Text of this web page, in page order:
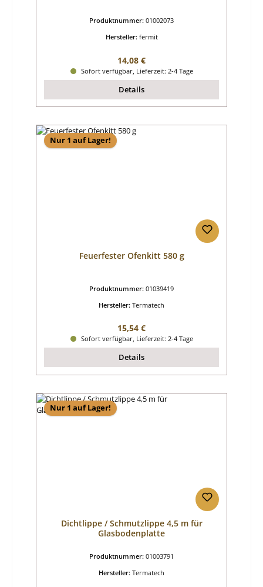
Produktnummer: 01002073
Hersteller: fermit
Regulärer Preis:
14,08 €
Sofort verfügbar, Lieferzeit: 2-4 Tage
Details
Nur 1 auf Lager!
Feuerfester Ofenkitt 580 g
Produktnummer: 01039419
Hersteller: Termatech
Regulärer Preis:
15,54 €
Sofort verfügbar, Lieferzeit: 2-4 Tage
Details
Nur 1 auf Lager!
Dichtlippe / Schmutzlippe 4,5 m für
Glasbodenplatte
Produktnummer: 01003791
Hersteller: Termatech